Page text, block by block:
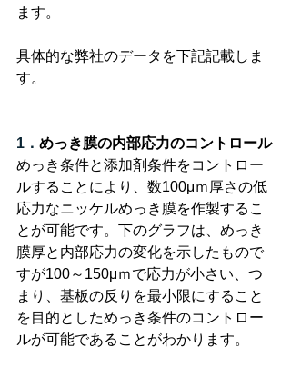
ます。
具体的な弊社のデータを下記記載しま
す。
1． めっき膜の内部応力のコントロール
めっき条件と添加剤条件をコントロー
ルすることにより、数100μｍ厚さの低
応力なニッケルめっき膜を作製するこ
とが可能です。下のグラフは、めっき
膜厚と内部応力の変化を示したもので
すが100～150μｍで応力が小さい、つ
まり、基板の反りを最小限にすること
を目的としためっき条件のコントロー
ルが可能であることがわかります。